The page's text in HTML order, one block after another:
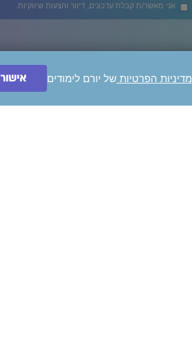
אני מאשר/ת קבלת עדכונים, דיוור והצעות שיווקיות.
ייעצו לי בחינם!מדיניות הפרטיותשל יורם לימודים אישור